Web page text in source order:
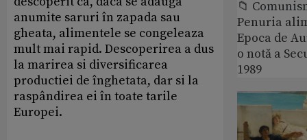
anumite saruri în zapada sau
gheata, alimentele se congeleaza
mult mai rapid. Descoperirea a dus
la marirea si diversificarea
productiei de înghetata, dar si la
raspândirea ei în toate tarile
Europei.
📁
Penuria
Epoca de
o notă a
1989